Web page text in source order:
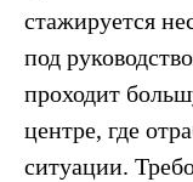
стажируется
под
проходит
центре, где
ситуации.